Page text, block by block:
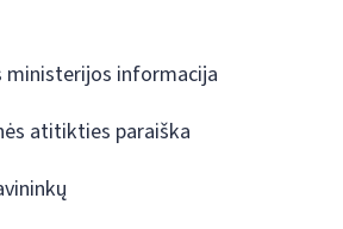
ministerijos informacija
atitikties paraiška